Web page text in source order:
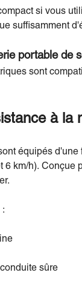
si vous
suffisamment
portable de
sont
à la
équipés
6 km/h).
:
sûre